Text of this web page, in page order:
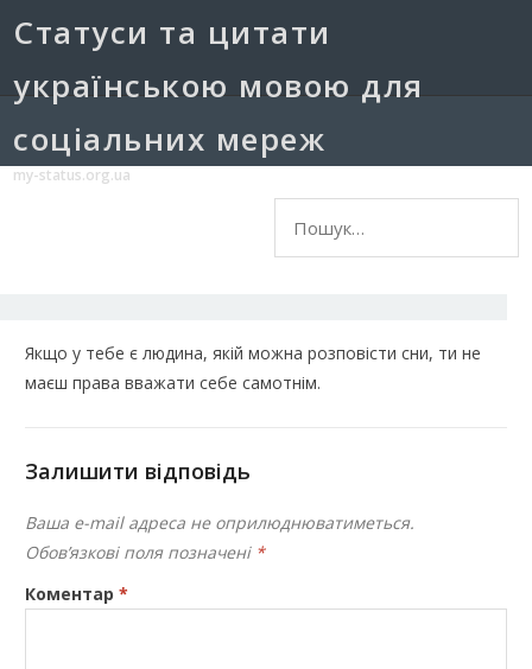
Cтатуси та цитати
українською мовою для
соціальних мереж
my-status.org.ua
Якщо у тебе є людина, якій можна розповісти сни, ти не
маєш права вважати себе самотнім.
Залишити відповідь
Ваша e-mail адреса не оприлюднюватиметься.
Обов’язкові поля позначені *
Коментар*